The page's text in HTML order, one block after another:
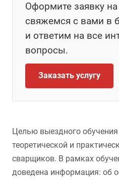
Оформите заявку
свяжемся с вами в
и ответим на все
вопросы.
Заказать услугу
Целью выездного
теоретической и
сварщиков. В рамках
доведена информация: об